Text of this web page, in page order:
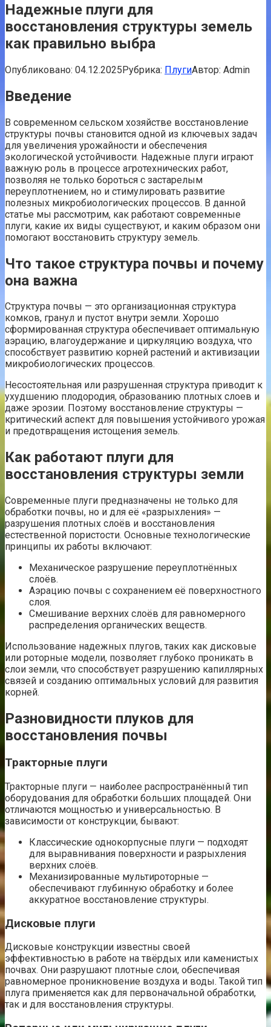
Надежные плуги для
восстановления структуры земель
как правильно выбра
Опубликовано: 04.12.2025Рубрика: ПлугиАвтор: Admin
Введение
В современном сельском хозяйстве восстановление
структуры почвы становится одной из ключевых задач
для увеличения урожайности и обеспечения
экологической устойчивости. Надежные плуги играют
важную роль в процессе агротехнических работ,
позволяя не только бороться с застарелым
переуплотнением, но и стимулировать развитие
полезных микробиологических процессов. В данной
статье мы рассмотрим, как работают современные
плуги, какие их виды существуют, и каким образом они
помогают восстановить структуру земель.
Что такое структура почвы и почему
она важна
Структура почвы — это организационная структура
комков, гранул и пустот внутри земли. Хорошо
сформированная структура обеспечивает оптимальную
аэрацию, влагоудержание и циркуляцию воздуха, что
способствует развитию корней растений и активизации
микробиологических процессов.
Несостоятельная или разрушенная структура приводит к
ухудшению плодородия, образованию плотных слоев и
даже эрозии. Поэтому восстановление структуры —
критический аспект для повышения устойчивого урожая
и предотвращения истощения земель.
Как работают плуги для
восстановления структуры земли
Современные плуги предназначены не только для
обработки почвы, но и для её «разрыхления» —
разрушения плотных слоёв и восстановления
естественной пористости. Основные технологические
принципы их работы включают:
Механическое разрушение переуплотнённых
слоёв.
Аэрацию почвы с сохранением её поверхностного
слоя.
Смешивание верхних слоёв для равномерного
распределения органических веществ.
Использование надежных плугов, таких как дисковые
или роторные модели, позволяет глубоко проникать в
слои земли, что способствует разрушению капиллярных
связей и созданию оптимальных условий для развития
корней.
Разновидности плуков для
восстановления почвы
Тракторные плуги
Тракторные плуги — наиболее распространённый тип
оборудования для обработки больших площадей. Они
отличаются мощностью и универсальностью. В
зависимости от конструкции, бывают:
Классические однокорпусные плуги — подходят
для выравнивания поверхности и разрыхления
верхних слоёв.
Механизированные мультироторные —
обеспечивают глубинную обработку и более
аккуратное восстановление структуры.
Дисковые плуги
Дисковые конструкции известны своей
эффективностью в работе на твёрдых или каменистых
почвах. Они разрушают плотные слои, обеспечивая
равномерное проникновение воздуха и воды. Такой тип
плуга применяется как для первоначальной обработки,
так и для восстановления структуры.